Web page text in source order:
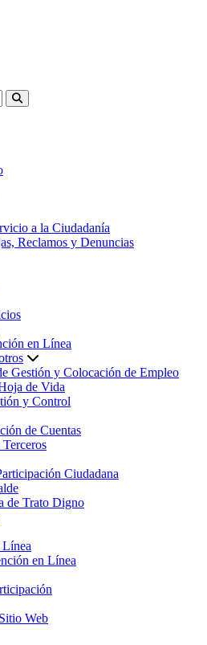
a la Ciudadanía
Reclamos y Denuncias
en Línea
Gestión y Colocación de Empleo
de Vida
y Control
de Cuentas
Ciudadana
de Trato Digno
en Línea
Web